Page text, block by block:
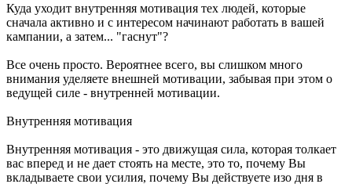
Куда уходит внутренняя мотивация тех людей, которые
сначала активно и с интересом начинают работать в вашей
кампании, а затем... "гаснут"?
Все очень просто. Вероятнее всего, вы слишком много
внимания уделяете внешней мотивации, забывая при этом о
ведущей силе - внутренней мотивации.
Внутренняя мотивация
Внутренняя мотивация - это движущая сила, которая толкает
вас вперед и не дает стоять на месте, это то, почему Вы
вкладываете свои усилия, почему Вы действуете изо дня в